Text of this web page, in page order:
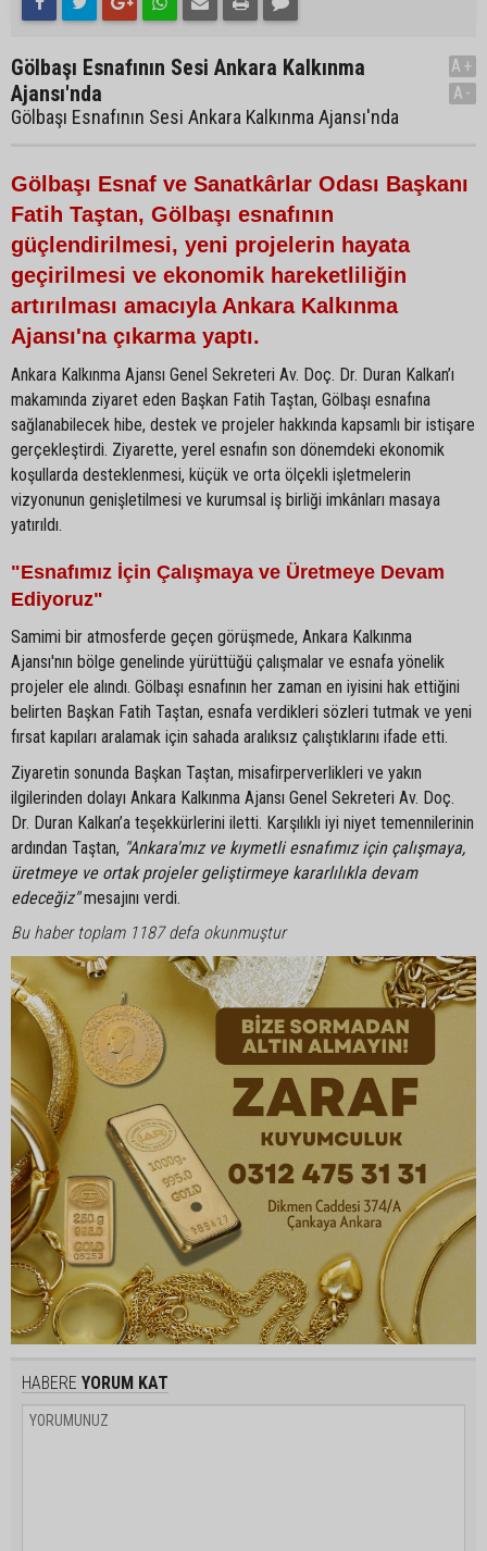
Gölbaşı Esnafının Sesi Ankara Kalkınma
Ajansı'nda
Gölbaşı Esnafının Sesi Ankara Kalkınma Ajansı'nda
A+
A-
Gölbaşı Esnaf ve Sanatkârlar Odası Başkanı
Fatih Taştan, Gölbaşı esnafının
güçlendirilmesi, yeni projelerin hayata
geçirilmesi ve ekonomik hareketliliğin
artırılması amacıyla Ankara Kalkınma
Ajansı'na çıkarma yaptı.
Ankara Kalkınma Ajansı Genel Sekreteri Av. Doç. Dr. Duran Kalkan’ı
makamında ziyaret eden Başkan Fatih Taştan, Gölbaşı esnafına
sağlanabilecek hibe, destek ve projeler hakkında kapsamlı bir istişare
gerçekleştirdi. Ziyarette, yerel esnafın son dönemdeki ekonomik
koşullarda desteklenmesi, küçük ve orta ölçekli işletmelerin
vizyonunun genişletilmesi ve kurumsal iş birliği imkânları masaya
yatırıldı.
"Esnafımız İçin Çalışmaya ve Üretmeye Devam
Ediyoruz"
Samimi bir atmosferde geçen görüşmede, Ankara Kalkınma
Ajansı'nın bölge genelinde yürüttüğü çalışmalar ve esnafa yönelik
projeler ele alındı. Gölbaşı esnafının her zaman en iyisini hak ettiğini
belirten Başkan Fatih Taştan, esnafa verdikleri sözleri tutmak ve yeni
fırsat kapıları aralamak için sahada aralıksız çalıştıklarını ifade etti.
Ziyaretin sonunda Başkan Taştan, misafirperverlikleri ve yakın
ilgilerinden dolayı Ankara Kalkınma Ajansı Genel Sekreteri Av. Doç.
Dr. Duran Kalkan’a teşekkürlerini iletti. Karşılıklı iyi niyet temennilerinin
ardından Taştan, "Ankara'mız ve kıymetli esnafımız için çalışmaya,
üretmeye ve ortak projeler geliştirmeye kararlılıkla devam
edeceğiz"mesajını verdi.
Bu haber toplam 1187 defa okunmuştur
HABERE YORUM KAT